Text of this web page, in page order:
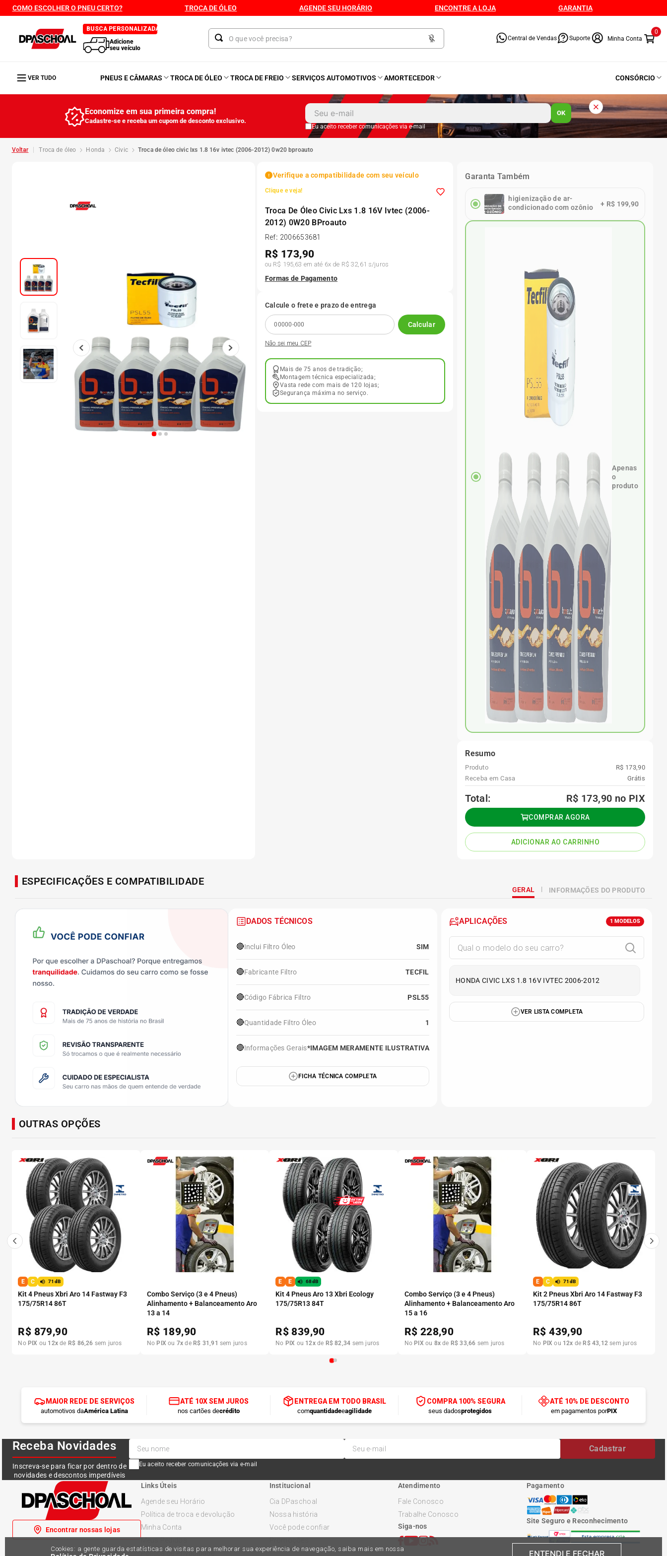
COMO ESCOLHER O PNEU CERTO? TROCA DE ÓLEO AGENDE SEU HORÁRIO ENCONTRE A LOJA GARANTIA
BUSCA PERSONALIZADA
Adicione
seu veículo
Central de Vendas Suporte
0
VER TUDO PNEUS E CÂMARAS TROCA DE ÓLEO TROCA DE FREIO SERVIÇOS AUTOMOTIVOS AMORTECEDOR CONSÓRCIO
Cookies: a gente guarda estatísticas de visitas para melhorar sua experiência de navegação, saiba mais em nossa ENTENDI E FECHAR
Economize em sua primeira compra!
Cadastre-se e receba um cupom de desconto exclusivo.
OK
Eu aceito receber comunicações via e-mail
troca de óleo honda civic troca de óleo civic lxs 1.8 16v ivtec (2006-2012) 0w20 bproauto
Verifique a compatibilidade com seu veículo
Clique e veja!
Troca De Óleo Civic Lxs 1.8 16V Ivtec (2006-
2012) 0W20 BProauto
Ref: 2006653681
R$ 173,90
ou R$ 195,63 em até 6x de R$ 32,61 s/juros
Formas de Pagamento
Calcule o frete e prazo de entrega
Calcular
Não sei meu CEP
Mais de 75 anos de tradição;
Montagem técnica especializada;
Vasta rede com mais de 120 lojas;
Segurança máxima no serviço.
Garanta Também
higienização de ar-
condicionado com ozônio
+ R$ 199,90
Apenas
o
produto
Resumo
Produto
R$ 173,90
Receba em Casa
Grátis
Total: R$ 173,90 no PIX
COMPRAR AGORA
ADICIONAR AO CARRINHO
ESPECIFICAÇÕES E COMPATIBILIDADE
GERAL INFORMAÇÕES DO PRODUTO
DADOS TÉCNICOS
🔴Inclui Filtro Óleo SIM
🔴Fabricante Filtro TECFIL
🔴Código Fábrica Filtro PSL55
🔴Quantidade Filtro Óleo 1
🔴Informações Gerais*IMAGEM MERAMENTE ILUSTRATIVA
FICHA TÉCNICA COMPLETA
APLICAÇÕES 1 MODELOS
HONDA CIVIC LXS 1.8 16V IVTEC 2006-2012
VER LISTA COMPLETA
OUTRAS OPÇÕES
E C 71dB
Kit 4 Pneus Xbri Aro 14 Fastway F3
175/75R14 86T
R$ 879,90
No PIX ou 12x de R$ 86,26 sem juros
Combo Serviço (3 e 4 Pneus)
Alinhamento + Balanceamento Aro
13 a 14
R$ 189,90
No PIX ou 7x de R$ 31 ,91 sem juros
E E 68dB
Kit 4 Pneus Aro 13 Xbri Ecology
175/75R13 84T
R$ 839,90
No PIX ou 12xde R$ 82,34 sem juros
Combo Serviço (3 e 4 Pneus)
Alinhamento + Balanceamento Aro
15 a 16
R$ 228,90
No PIX ou 8x de R$ 33,66 sem juros
E C 71dB
Kit 2 Pneus Xbri Aro 14 Fastway F3
175/75R14 86T
R$439,90
No PIX ou 12x de R$ 43, 12 sem juros
MAIOR REDE DE SERVIÇOS
automotivos daAmérica Latina
ATÉ 10X SEM JUROS
nos cartões decrédito
ENTREGA EM TODO BRASIL
comquantidadeeagilidade
COMPRA 100% SEGURA
seus dadosprotegidos
ATÉ 10% DE DESCONTO
em pagamentos porPIX
Receba Novidades
Inscreva-se para ficar por dentro de
novidades e descontos imperdíveis
Cadastrar
Eu aceito receber comunicações via e-mail
Encontrar nossas lojas
Links Úteis
Agende seu Horário
Política de troca e devolução
Minha Conta
Política de Privacidade
Institucional
Cia DPaschoal
Nossa história
Você pode confiar
Atendimento
Fale Conosco
Trabalhe Conosco
Siga-nos
Pagamento
Site Seguro e Reconhecimento
1º Kit 4 Pneu
2º Kit Pneu
3º Bproauto
Kit 4 Pneu Xbri Aro 13
185 65r15
185 60r15
205 55r16
10º Pneu